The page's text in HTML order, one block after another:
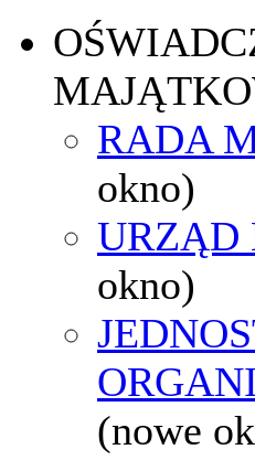
RADA
okno)
URZĄD
okno)
(nowe